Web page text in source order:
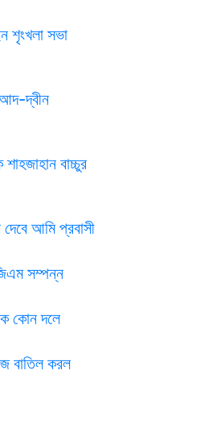
শৃংখলা সভা
দ্বীন
বাচ্চুর
দেবে আমি প্রবাসী
সম্পন্ন
কোন দলে
বাতিল করল